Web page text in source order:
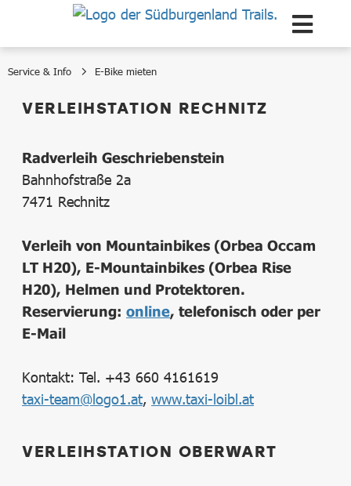
Zum Hauptinhalt springen
Service & Info E-Bike mieten
E-Bike mieten
VERLEIHSTATION RECHNITZ
Radverleih Geschriebenstein
Bahnhofstraße 2a
7471 Rechnitz
Verleih von Mountainbikes (Orbea Occam
LT H20), E-Mountainbikes (Orbea Rise
H20), Helmen und Protektoren.
Reservierung: online, telefonisch oder per
E-Mail
Kontakt: Tel. +43 660 4161619
taxi-team@logo1.at, www.taxi-loibl.at
VERLEIHSTATION OBERWART